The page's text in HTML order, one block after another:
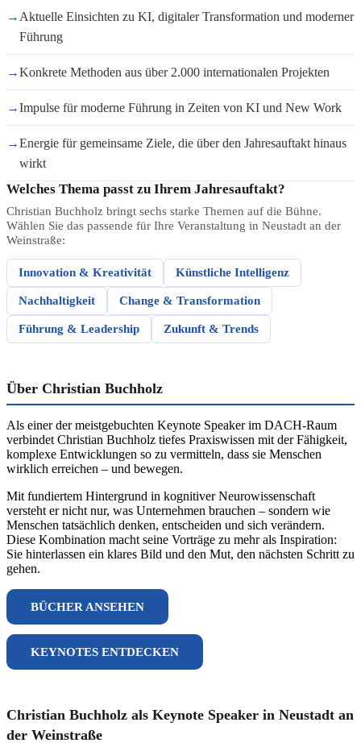
→ Aktuelle Einsichten zu KI, digitaler Transformation und moderner
Führung
→Konkrete Methoden aus über 2.000 internationalen Projekten
→Impulse für moderne Führung in Zeiten von KI und New Work
→Energie für gemeinsame Ziele, die über den Jahresauftakt hinaus
wirkt
Welches Thema passt zu Ihrem Jahresauftakt?
Christian Buchholz bringt sechs starke Themen auf die Bühne.
Wählen Sie das passende für Ihre Veranstaltung in Neustadt an der
Weinstraße:
Innovation & Kreativität Künstliche Intelligenz
Nachhaltigkeit Change & Transformation
Führung & Leadership Zukunft & Trends
Über Christian Buchholz
Als einer der meistgebuchten Keynote Speaker im DACH-Raum
verbindet Christian Buchholz tiefes Praxiswissen mit der Fähigkeit,
komplexe Entwicklungen so zu vermitteln, dass sie Menschen
wirklich erreichen – und bewegen.
Mit fundiertem Hintergrund in kognitiver Neurowissenschaft
versteht er nicht nur, was Unternehmen brauchen – sondern wie
Menschen tatsächlich denken, entscheiden und sich verändern.
Diese Kombination macht seine Vorträge zu mehr als Inspiration:
Sie hinterlassen ein klares Bild und den Mut, den nächsten Schritt zu
gehen.
BÜCHER ANSEHEN
KEYNOTES ENTDECKEN
Christian Buchholz als Keynote Speaker in Neustadt an
der Weinstraße